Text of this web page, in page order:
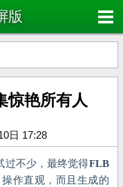
版
惊艳所有人
日 17:28
过不少，最终觉得FLB
作直观，而且生成的